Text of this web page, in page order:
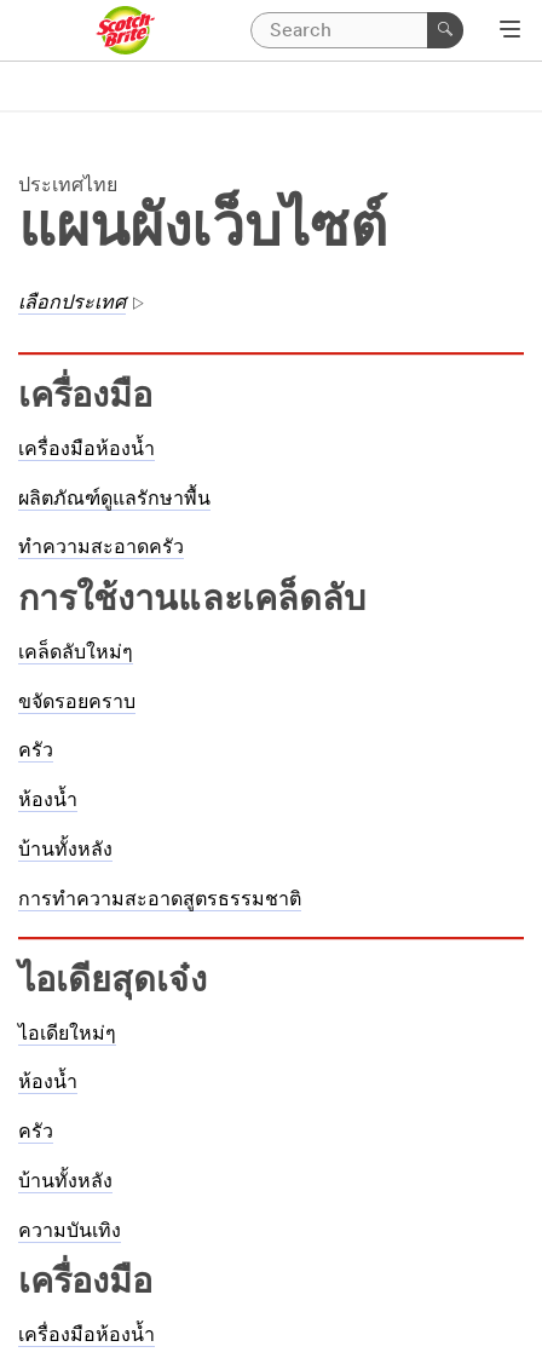
ประเทศไทย
แผนผังเว็บไซต์
เลือกประเทศ
เครื่องมือ
เครื่องมือห้องน้ำ
ผลิตภัณฑ์ดูแลรักษาพื้น
ทำความสะอาดครัว
การใช้งานและเคล็ดลับ
เคล็ดลับใหม่ๆ
ขจัดรอยคราบ
ครัว
ห้องน้ำ
บ้านทั้งหลัง
การทำความสะอาดสูตรธรรมชาติ
ไอเดียสุดเจ๋ง
ไอเดียใหม่ๆ
ห้องน้ำ
ครัว
บ้านทั้งหลัง
ความบันเทิง
เครื่องมือ
เครื่องมือห้องน้ำ